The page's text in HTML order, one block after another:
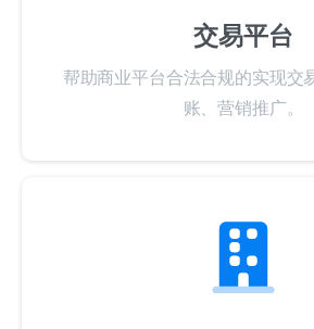
帮助商业平台合法合规的实现交
集团企业